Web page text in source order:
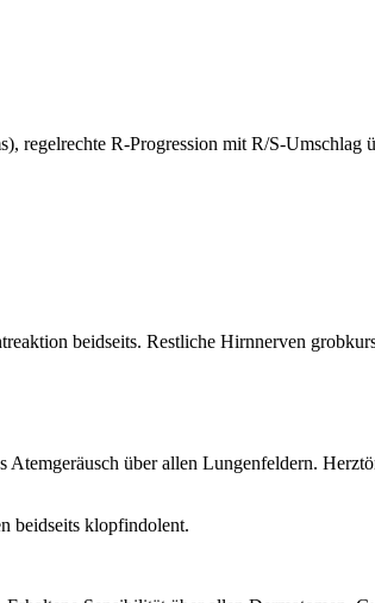
regelrechte R-Progression mit R/S-
beidseits. Restliche Hirnnerven
über allen Lungenfeldern.
beidseits klopfindolent.